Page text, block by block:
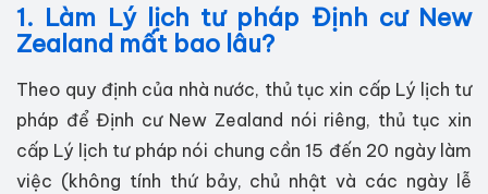
1. Làm Lý lịch tư pháp Định cư New
Zealand mất bao lâu?
Theo quy định của nhà nước, thủ tục xin cấp Lý lịch tư
pháp để Định cư New Zealand nói riêng, thủ tục xin
cấp Lý lịch tư pháp nói chung cần 15 đến 20 ngày làm
việc (không tính thứ bảy, chủ nhật và các ngày lễ